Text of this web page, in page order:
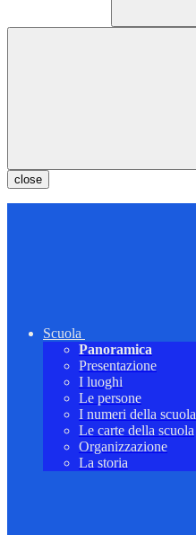
close
Scuola
Panoramica
Presentazione
I luoghi
Le persone
I numeri della scuola
Le carte della scuola
Organizzazione
La storia